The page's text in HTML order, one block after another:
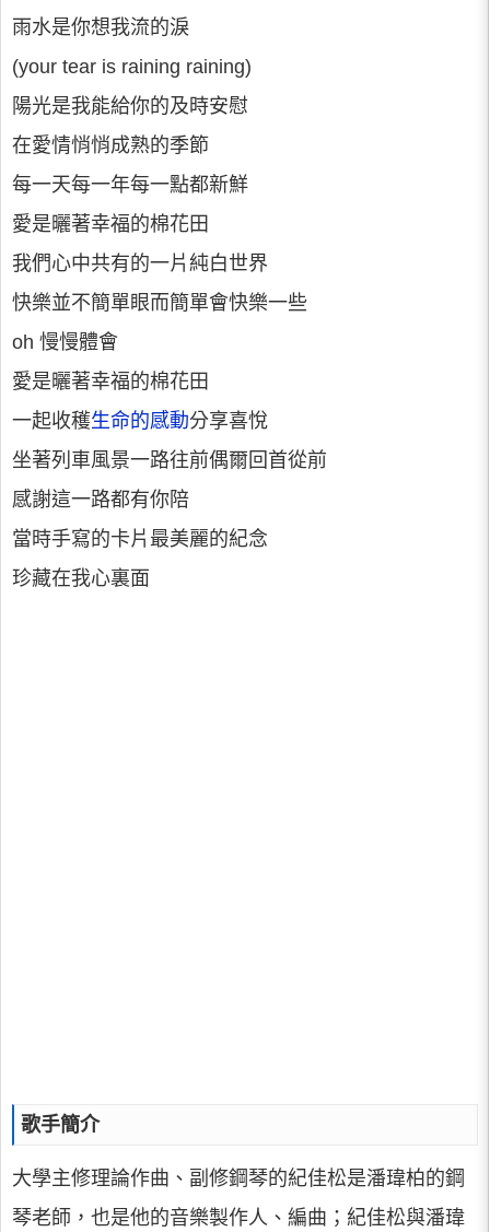
雨水是你想我流的淚
(your tear is raining raining)
陽光是我能給你的及時安慰
在愛情悄悄成熟的季節
每一天每一年每一點都新鮮
愛是曬著幸福的棉花田
我們心中共有的一片純白世界
快樂並不簡單眼而簡單會快樂一些
oh 慢慢體會
愛是曬著幸福的棉花田
一起收穫生命的感動分享喜悅
坐著列車風景一路往前偶爾回首從前
感謝這一路都有你陪
當時手寫的卡片最美麗的紀念
珍藏在我心裏面
歌手簡介
大學主修理論作曲、副修鋼琴的紀佳松是潘瑋柏的鋼
琴老師，也是他的音樂製作人、編曲；紀佳松與潘瑋